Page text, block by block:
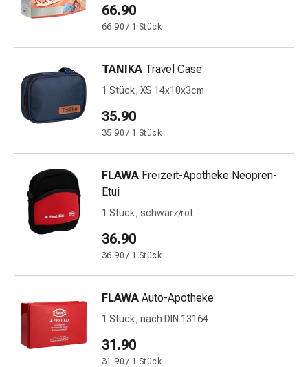
Wundbehandlung
Wundsprays
-
kleber
Ziehsalbe
Tupfer
und
Augen
Ohrenbeschwerden
Ohrenpflege
Augenentzündungen
Augenverbände
Augenhygiene
&
Kreislauf
Herztherapie
Kompressions-
66.90
66.90 / 1 Stück
TANIKA Travel Case
1 Stück, XS 14x10x3cm
35.90
35.90 / 1 Stück
FLAWA Freizeit-Apotheke Neopren-
Etui
1 Stück, schwarz/rot
36.90
36.90 / 1 Stück
FLAWA Auto-Apotheke
1 Stück, nach DIN 13164
31.90
31.90 / 1 Stück